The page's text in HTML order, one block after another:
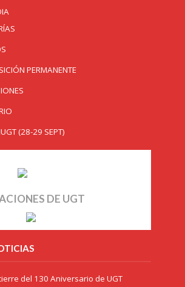
PERMANENTE
(28-29 SEPT)
DE UGT
del 130 Aniversario de UGT